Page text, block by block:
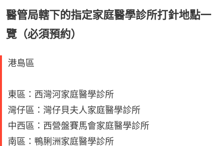
醫管局轄下的指定家庭醫學診所打針地點一
覽（必須預約）
港島區
東區：西灣河家庭醫學診所
灣仔區：灣仔貝夫人家庭醫學診所
中西區：西營盤賽馬會家庭醫學診所
南區：鴨脷洲家庭醫學診所